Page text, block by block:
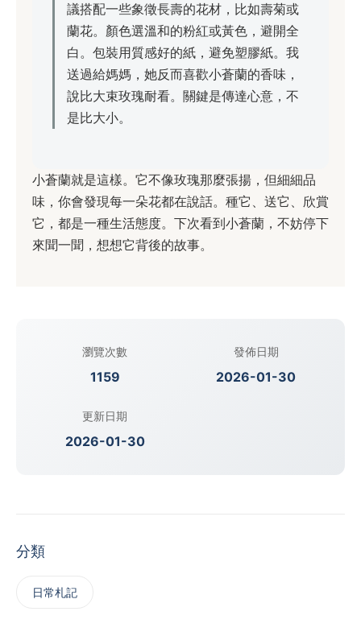
議搭配一些象徵長壽的花材，比如壽菊或
蘭花。顏色選溫和的粉紅或黃色，避開全
白。包裝用質感好的紙，避免塑膠紙。我
送過給媽媽，她反而喜歡小蒼蘭的香味，
說比大束玫瑰耐看。關鍵是傳達心意，不
是比大小。
小蒼蘭就是這樣。它不像玫瑰那麼張揚，但細細品
味，你會發現每一朵花都在說話。種它、送它、欣賞
它，都是一種生活態度。下次看到小蒼蘭，不妨停下
來聞一聞，想想它背後的故事。
瀏覽次數
1159
發佈日期
2026-01-30
更新日期
2026-01-30
分類
日常札記